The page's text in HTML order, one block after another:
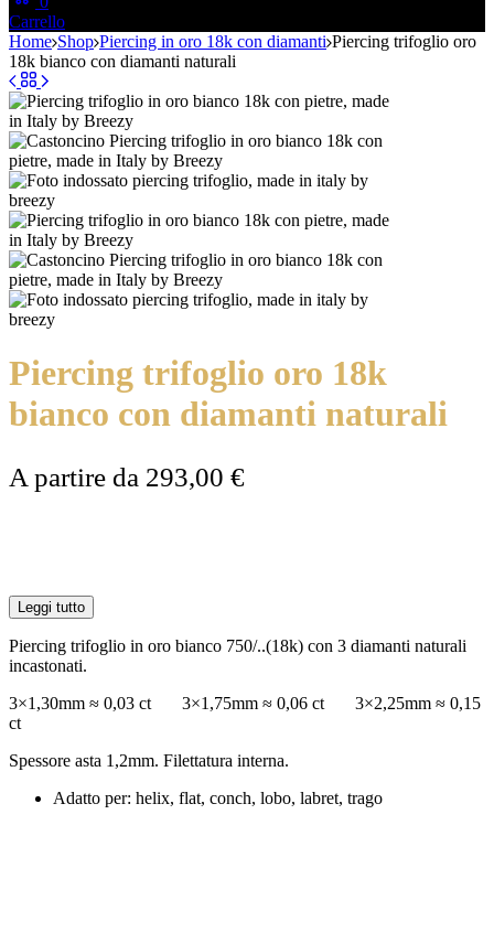
Carrello
Home Shop Piercing in oro 18k con diamanti Piercing trifoglio oro
18k bianco con diamanti naturali
Piercing trifoglio oro 18k
bianco con diamanti naturali
A partire da 293,00 €
Leggi tutto
Piercing trifoglio in oro bianco 750/..(18k) con 3 diamanti naturali
incastonati.
3×1,30mm ≈ 0,03 ct 3×1,75mm ≈ 0,06 ct 3×2,25mm ≈ 0,15
ct
Spessore asta 1,2mm. Filettatura interna.
Adatto per: helix, flat, conch, lobo, labret, trago